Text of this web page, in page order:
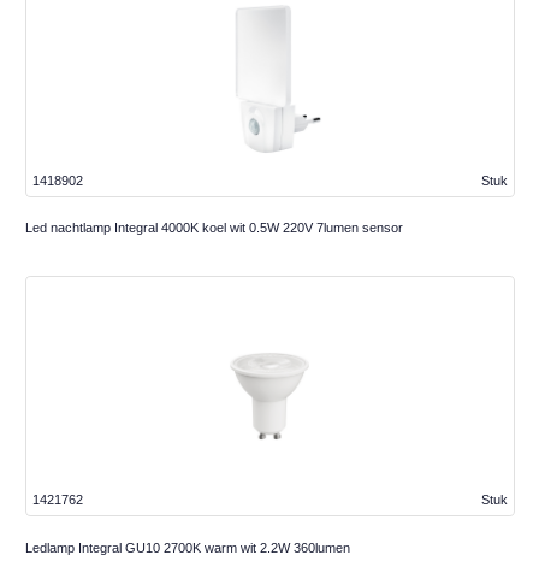
Stuk
1418902
Led nachtlamp Integral 4000K koel wit 0.5W 220V 7lumen sensor
Stuk
1421762
Ledlamp Integral GU10 2700K warm wit 2.2W 360lumen